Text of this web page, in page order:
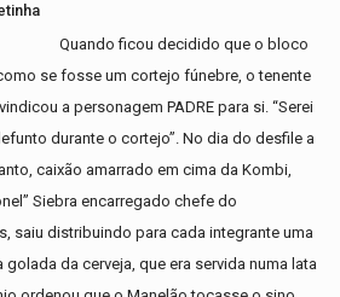
Quando ficou decidido que o bloco
se fosse um cortejo fúnebre, o tenente
a personagem PADRE para si. “Serei
durante o cortejo”. No dia do desfile a
caixão amarrado em cima da Kombi,
Siebra encarregado chefe do
saiu distribuindo para cada integrante uma
golada da cerveja, que era servida numa lata